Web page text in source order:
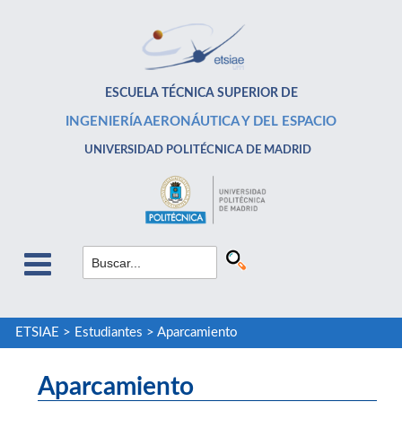
ESCUELA TÉCNICA SUPERIOR DE
INGENIERÍA AERONÁUTICA Y DEL ESPACIO
UNIVERSIDAD POLITÉCNICA DE MADRID
ETSIAE > Estudiantes > Aparcamiento
Aparcamiento